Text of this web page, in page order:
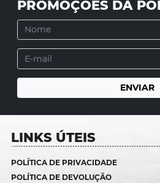
PROMOÇÕES DA
LINKS ÚTEIS
POLÍTICA DE PRIVACIDADE
POLÍTICA DE DEVOLUÇÃO